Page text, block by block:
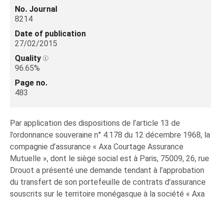
No. Journal
8214
Date of publication
27/02/2015
Quality
96.65%
Page no.
483
Par application des dispositions de l’article 13 de
l’ordonnance souveraine n° 4.178 du 12 décembre 1968, la
compagnie d’assurance « Axa Courtage Assurance
Mutuelle », dont le siège social est à Paris, 75009, 26, rue
Drouot a présenté une demande tendant à l’approbation
du transfert de son portefeuille de contrats d’assurance
souscrits sur le territoire monégasque à la société « Axa